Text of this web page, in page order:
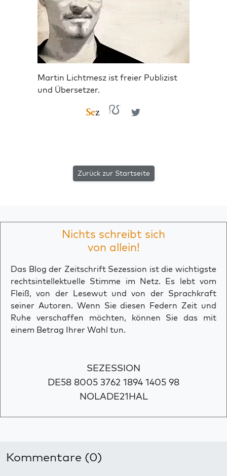
Martin Lichtmesz ist freier Publizist
und Übersetzer.
Zurück zur Startseite
Nichts schreibt sich
von allein!
Das Blog der Zeitschrift Sezession ist die wichtigste
rechtsintellektuelle Stimme im Netz. Es lebt vom
Fleiß, von der Lesewut und von der Sprachkraft
seiner Autoren. Wenn Sie diesen Federn Zeit und
Ruhe verschaffen möchten, können Sie das mit
einem Betrag Ihrer Wahl tun.
SEZESSION
DE58 8005 3762 1894 1405 98
NOLADE21HAL
Kommentare (0)